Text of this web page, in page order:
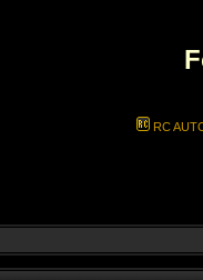
RC